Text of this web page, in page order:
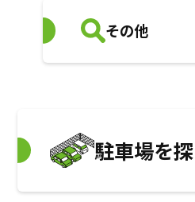
その他
駐車場を